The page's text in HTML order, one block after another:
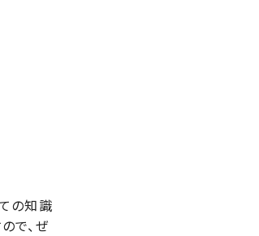
の知識
で、ぜ